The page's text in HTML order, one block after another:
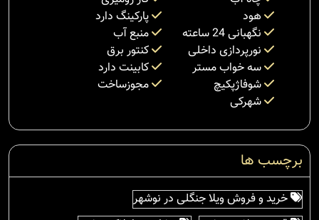
هود
پارکینگ دارد
نگهبانی 24 ساعته
منبع آب
نورپردازی داخلی
کنتور برق
سه خواب مستر
کابینت دارد
شوفاژپکیچ
مجوزساخت
شهرکی
برچسب ها
خرید و فروش ویلا جنگلی در نوشهر